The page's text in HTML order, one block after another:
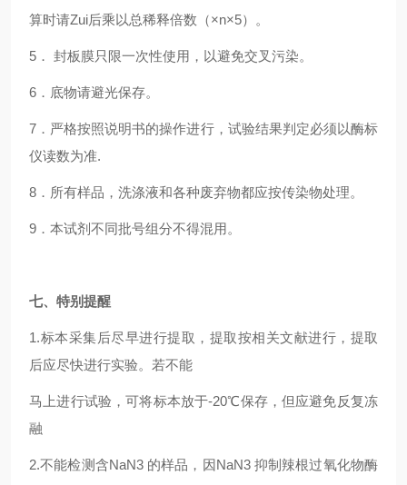
算时请Zui后乘以总稀释倍数（×n×5）。
5 ． 封板膜只限一次性使用，以避免交叉污染。
6 ．底物请避光保存。
7 ．严格按照说明书的操作进行，试验结果判定必须以酶标
仪读数为准.
8 ．所有样品，洗涤液和各种废弃物都应按传染物处理。
9 ．本试剂不同批号组分不得混用。
七、特别提醒
1.标本采集后尽早进行提取，提取按相关文献进行，提取
后应尽快进行实验。若不能
马上进行试验，可将标本放于-20℃保存，但应避免反复冻
融
2.不能检测含NaN3 的样品，因NaN3 抑制辣根过氧化物酶